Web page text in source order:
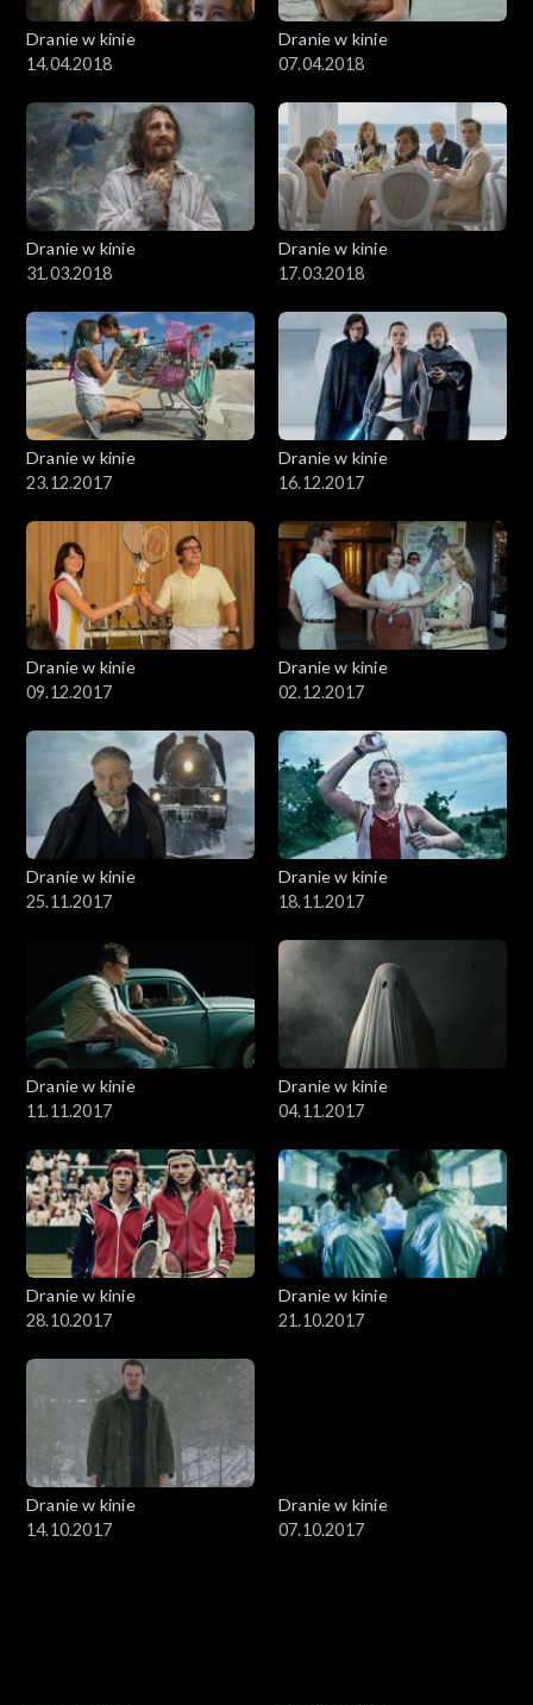
Dranie w kinie
14.04.2018
Dranie w kinie
07.04.2018
Dranie w kinie
31.03.2018
Dranie w kinie
17.03.2018
Dranie w kinie
23.12.2017
Dranie w kinie
16.12.2017
Dranie w kinie
09.12.2017
Dranie w kinie
02.12.2017
Dranie w kinie
25.11.2017
Dranie w kinie
18.11.2017
Dranie w kinie
11.11.2017
Dranie w kinie
04.11.2017
Dranie w kinie
28.10.2017
Dranie w kinie
21.10.2017
Dranie w kinie
14.10.2017
Dranie w kinie
07.10.2017